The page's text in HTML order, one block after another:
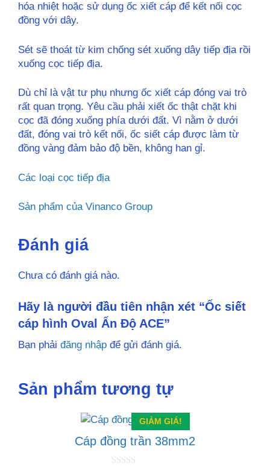
hóa nhiệt hoặc sử dụng ốc xiết cáp để kết nối cọc
đồng với dây.
Sét sẽ thoát từ kim chống sét xuống dây tiếp địa rồi
xuống cọc tiếp địa.
Dù chỉ là vật tư phụ nhưng ốc xiết cáp đóng vai trò
rất quan trọng. Yêu cầu phải xiết ốc thật chặt khi
cọc đã đóng xuống phía dưới đất. Vì nằm ở dưới
đất, đóng vai trò kết nối, ốc siết cáp được làm từ
đồng vàng đảm bảo độ bền, không han gỉ.
Các loại cọc tiếp địa
Sản phẩm của Vinanco Group
Đánh giá
Chưa có đánh giá nào.
Hãy là người đầu tiên nhận xét “Ốc siết
cáp hình Oval Ấn Độ ACE”
Bạn phải đăng nhập để gửi đánh giá.
Sản phẩm tương tự
GIẢM GIÁ!
Cáp đồng trần 38mm2